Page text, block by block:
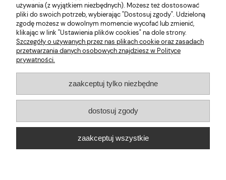
Moje Konto
Obsługa Klienta
Pomoc
używania (z wyjątkiem niezbędnych). Możesz też dostosować
pliki do swoich potrzeb, wybierając "Dostosuj zgody". Udzieloną
zgodę możesz w dowolnym momencie wycofać lub zmienić,
klikając w link "Ustawienia plików cookies" na dole strony.
Szczegóły o używanych przez nas plikach cookie oraz zasadach
przetwarzania danych osobowych znajdziesz w Polityce
prywatności.
zaakceptuj tylko niezbędne
dostosuj zgody
zaakceptuj wszystkie